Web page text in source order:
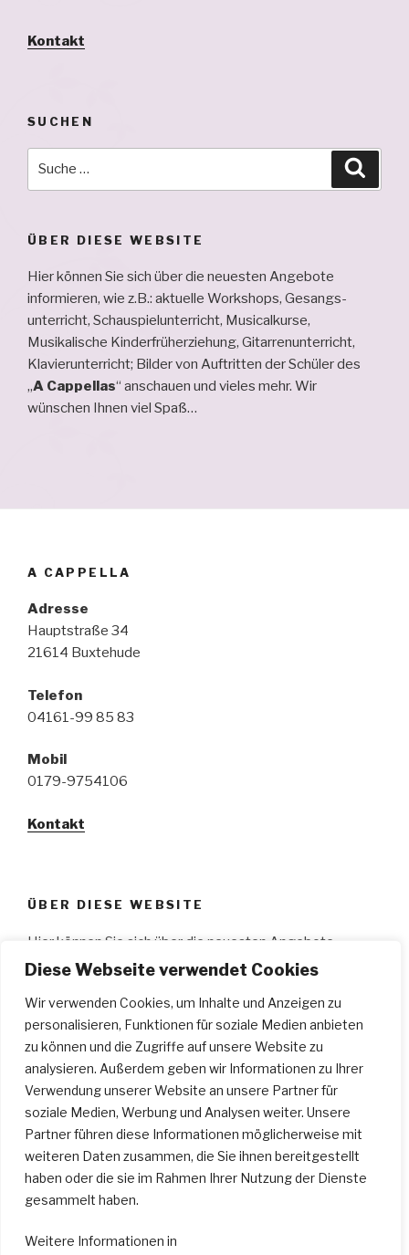
Diese Webseite verwendet Cookies
Wir verwenden Cookies, um Inhalte und Anzeigen zu
personalisieren, Funktionen für soziale Medien anbieten
zu können und die Zugriffe auf unsere Website zu
analysieren. Außerdem geben wir Informationen zu Ihrer
Verwendung unserer Website an unsere Partner für
soziale Medien, Werbung und Analysen weiter. Unsere
Partner führen diese Informationen möglicherweise mit
weiteren Daten zusammen, die Sie ihnen bereitgestellt
haben oder die sie im Rahmen Ihrer Nutzung der Dienste
gesammelt haben.
Weitere Informationen in
Kontakt
SUCHEN
ÜBER DIESE WEBSITE
Hier können Sie sich über die neuesten Angebote
informieren, wie z.B.: aktuelle Workshops, Ge­sangs­
unterricht, Schau­spiel­unterricht, Musical­kurse,
Musikalische Kinderfrüherziehung, Gitarren­unterricht,
Klavier­unterricht; Bilder von Auftritten der Schüler des
„A Cappellas“ an­schauen und vieles mehr. Wir
wünschen Ihnen viel Spaß…
A CAPPELLA
Adresse
Hauptstraße 34
21614 Buxtehude
Telefon
04161-99 85 83
Mobil
0179-9754106
Kontakt
ÜBER DIESE WEBSITE
Hier können Sie sich über die neuesten Angebote
informieren, wie z.B.: aktuelle Workshops, Ge­sangs­
unterricht, Klavier­unterricht; Bilder von Auftritten der
Schüler des „A Cappellas“ an­schauen und vieles mehr.
Wir wünschen Ihnen viel Spaß…
SUCHEN
Suche